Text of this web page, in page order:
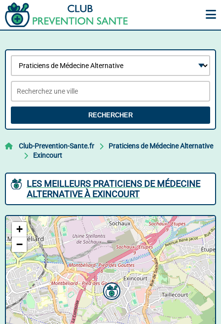
RECHERCHER
Club-Prevention-Sante.fr
Praticiens de Médecine Alternative
Exincourt
LES MEILLEURS PRATICIENS DE MÉDECINE
ALTERNATIVE À EXINCOURT
+
−